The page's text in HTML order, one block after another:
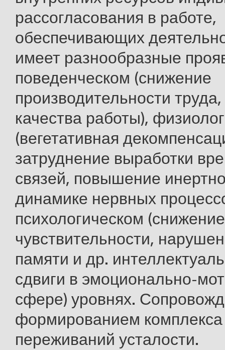
рассогласования в работе,
обеспечивающих
имеет разнообразные
поведенческом (снижение
производительности
качества работы),
(вегетативная
затруднение выработки
связей, повышение
динамике нервных
психологическом (снижение
чувствительности,
памяти и др.
сдвиги в эмоционально-
сфере) уровнях.
формированием комплекса
переживаний усталости.